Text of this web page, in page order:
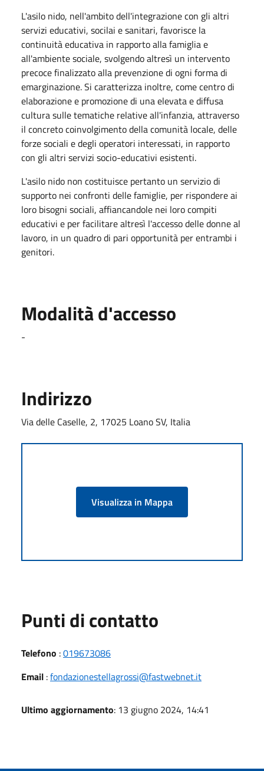
L'asilo nido, nell'ambito dell'integrazione con gli altri
servizi educativi, socilai e sanitari, favorisce la
continuità educativa in rapporto alla famiglia e
all'ambiente sociale, svolgendo altresì un intervento
precoce finalizzato alla prevenzione di ogni forma di
emarginazione. Si caratterizza inoltre, come centro di
elaborazione e promozione di una elevata e diffusa
cultura sulle tematiche relative all'infanzia, attraverso
il concreto coinvolgimento della comunità locale, delle
forze sociali e degli operatori interessati, in rapporto
con gli altri servizi socio-educativi esistenti.
L'asilo nido non costituisce pertanto un servizio di
supporto nei confronti delle famiglie, per rispondere ai
loro bisogni sociali, affiancandole nei loro compiti
educativi e per facilitare altresì l'accesso delle donne al
lavoro, in un quadro di pari opportunità per entrambi i
genitori.
Modalità d'accesso
-
Indirizzo
Via delle Caselle, 2, 17025 Loano SV, Italia
Visualizza in Mappa
Punti di contatto
Telefono :019673086
Email :fondazionestellagrossi@fastwebnet.it
Ultimo aggiornamento: 13 giugno 2024, 14:41